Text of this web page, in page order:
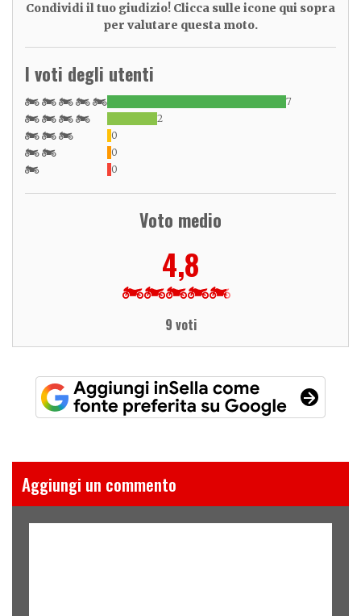
Condividi il tuo giudizio! Clicca sulle icone qui sopra
per valutare questa moto.
I voti degli utenti
7
2
0
0
0
Voto medio
4,8
9 voti
Aggiungi un commento